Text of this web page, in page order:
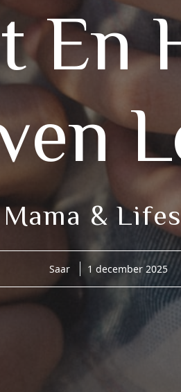
En
Mama &
Saar 1 december 2025